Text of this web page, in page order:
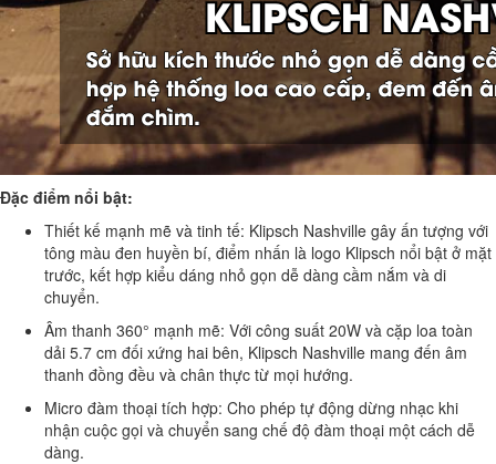
Đặc điểm nổi bật:
Thiết kế mạnh mẽ và tinh tế: Klipsch Nashville gây ấn tượng với
tông màu đen huyền bí, điểm nhấn là logo Klipsch nổi bật ở mặt
trước, kết hợp kiểu dáng nhỏ gọn dễ dàng cầm nắm và di
chuyển.
Âm thanh 360° mạnh mẽ: Với công suất 20W và cặp loa toàn
dải 5.7 cm đối xứng hai bên, Klipsch Nashville mang đến âm
thanh đồng đều và chân thực từ mọi hướng.
Micro đàm thoại tích hợp: Cho phép tự động dừng nhạc khi
nhận cuộc gọi và chuyển sang chế độ đàm thoại một cách dễ
dàng.